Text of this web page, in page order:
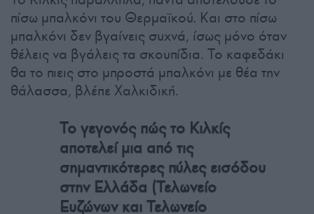
πίσω μπαλκόνι του Θερμαϊκού. Και στο πίσω
μπαλκόνι δεν βγαίνεις συχνά, ίσως μόνο όταν
θέλεις να βγάλεις τα σκουπίδια. Το καφεδάκι
θα το πιεις στο μπροστά μπαλκόνι με θέα την
θάλασσα, βλέπε Χαλκιδική.
Το γεγονός πώς το Κιλκίς
αποτελεί μια από τις
σημαντικότερες πύλες εισόδου
στην Ελλάδα (Τελωνείο
Ευζώνων και Τελωνείο